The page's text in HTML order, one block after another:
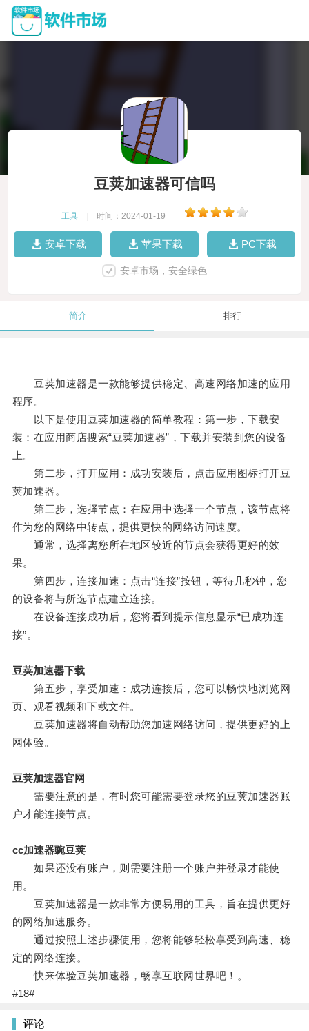
豆荚加速器可信吗
工具 时间：2024-01-19
安卓下载 苹果下载 PC下载
安卓市场，安全绿色
简介 排行
豆荚加速器是一款能够提供稳定、高速网络加速的应用
程序。
以下是使用豆荚加速器的简单教程：第一步，下载安
装：在应用商店搜索“豆荚加速器”，下载并安装到您的设备
上。
第二步，打开应用：成功安装后，点击应用图标打开豆
荚加速器。
第三步，选择节点：在应用中选择一个节点，该节点将
作为您的网络中转点，提供更快的网络访问速度。
通常，选择离您所在地区较近的节点会获得更好的效
果。
第四步，连接加速：点击“连接”按钮，等待几秒钟，您
的设备将与所选节点建立连接。
在设备连接成功后，您将看到提示信息显示“已成功连
接”。
豆荚加速器下载
第五步，享受加速：成功连接后，您可以畅快地浏览网
页、观看视频和下载文件。
豆荚加速器将自动帮助您加速网络访问，提供更好的上
网体验。
豆荚加速器官网
需要注意的是，有时您可能需要登录您的豆荚加速器账
户才能连接节点。
cc加速器豌豆荚
如果还没有账户，则需要注册一个账户并登录才能使
用。
豆荚加速器是一款非常方便易用的工具，旨在提供更好
的网络加速服务。
通过按照上述步骤使用，您将能够轻松享受到高速、稳
定的网络连接。
快来体验豆荚加速器，畅享互联网世界吧！。
#18#
评论